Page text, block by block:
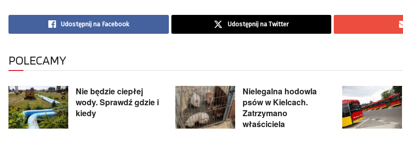
Udostępnij na Facebook Udostępnij na Twitter
POLECAMY
Nie będzie ciepłej
wody. Sprawdź gdzie i
kiedy
Nielegalna hodowla
psów w Kielcach.
Zatrzymano
właściciela